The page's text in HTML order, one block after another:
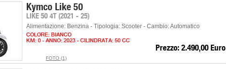
Kymco Like 50
LIKE 50 4T (2021 - 25)
Alimentazione: Benzina - Tipologia: Scooter - Cambio: Automatico
COLORE: BIANCO
KM: 0 - ANNO: 2023 - CILINDRATA: 50 CC
Prezzo: 2.490,00 Euro
FOTO (1)